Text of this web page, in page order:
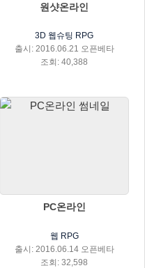
원샷온라인
3D 웹슈팅 RPG
출시: 2016.06.21 오픈베타
조회: 40,388
PC온라인
웹 RPG
출시: 2016.06.14 오픈베타
조회: 32,598